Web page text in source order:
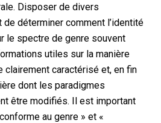
Disposer de divers
déterminer comment l’identité
le spectre de genre souvent
utiles sur la manière
clairement caractérisé et, en fin
dont les paradigmes
être modifiés. Il est important
au genre » et «